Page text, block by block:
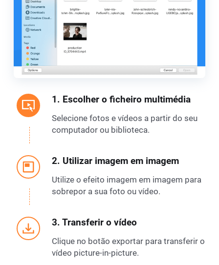
1. Escolher o ficheiro multimédia
Selecione fotos e vídeos a partir do seu
computador ou biblioteca.
2. Utilizar imagem em imagem
Utilize o efeito imagem em imagem para
sobrepor a sua foto ou vídeo.
3. Transferir o vídeo
Clique no botão exportar para transferir o
vídeo picture-in-picture.